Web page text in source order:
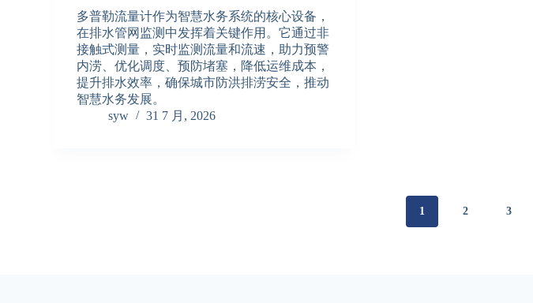
多普勒流量计作为智慧水务系统的核心设备，
在排水管网监测中发挥着关键作用。它通过非
接触式测量，实时监测流量和流速，助力预警
内涝、优化调度、预防堵塞，降低运维成本，
提升排水效率，确保城市防洪排涝安全，推动
智慧水务发展。
syw
31 7 月, 2026
1 2 3